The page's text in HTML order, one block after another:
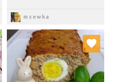
msewka
Dodaj do ulubionych
Wybierz listę: